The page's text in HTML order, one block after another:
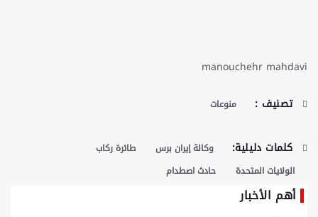
manouchehr mahdavi
تصنيف :
منوعات
كلمات دليلية: وكالة إيران برس
طائرة ركاب
الولايات المتحدة
حادث اصطدام
أهم الأخبار